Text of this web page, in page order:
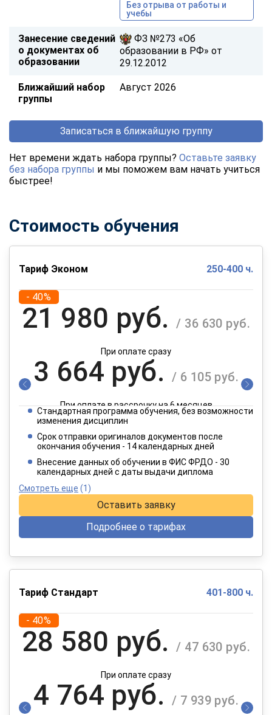
Без отрыва от работы и
учебы
Занесение сведений
о документах об
образовании
ФЗ №273 «Об
образовании в РФ» от
29.12.2012
Ближайший набор
группы
Август 2026
Записаться в ближайшую группу
Нет времени ждать набора группы? Оставьте заявку
без набора группы и мы поможем вам начать учиться
быстрее!
Стоимость обучения
Тариф Эконом 250-400 ч.
- 40%
21 980 руб. / 36 630 руб.
При оплате сразу
3 664 руб. / 6 105 руб.
При оплате в рассрочку на 6 месяцев
1 832 руб.
При оплате в рассрочку на 12 месяцев
Стандартная программа обучения, без возможности
изменения дисциплин
Срок отправки оригиналов документов после
окончания обучения - 14 календарных дней
Внесение данных об обучении в ФИС ФРДО - 30
календарных дней с даты выдачи диплома
Смотреть еще (1)
Оставить заявку
Подробнее о тарифах
Тариф Стандарт 401-800 ч.
- 40%
28 580 руб. / 47 630 руб.
При оплате сразу
4 764 руб. / 7 939 руб.